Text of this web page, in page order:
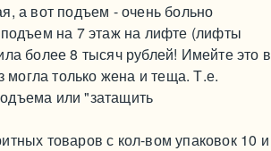
а вот подъем - очень больно
на 7 этаж на лифте (лифты
более 8 тысяч рублей! Имейте это в
могла только жена и теща. Т.е.
или "затащить
товаров с кол-вом упаковок 10 и